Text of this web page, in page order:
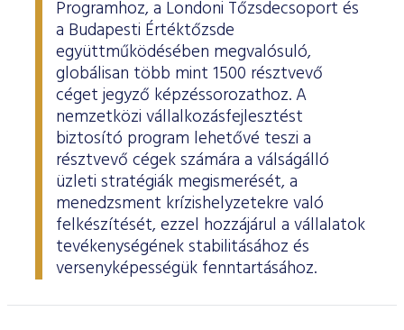
ESG Útmutató
Programhoz, a Londoni Tőzsdecsoport és
a Budapesti Értéktőzsde
együttműködésében megvalósuló,
globálisan több mint 1500 résztvevő
céget jegyző képzéssorozathoz. A
nemzetközi vállalkozásfejlesztést
biztosító program lehetővé teszi a
résztvevő cégek számára a válságálló
üzleti stratégiák megismerését, a
menedzsment krízishelyzetekre való
felkészítését, ezzel hozzájárul a vállalatok
tevékenységének stabilitásához és
versenyképességük fenntartásához.